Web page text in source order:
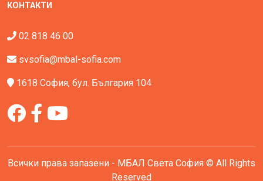
КОНТАКТИ
02 818 46 00
svsofia@mbal-sofia.com
1618 София, бул. България 104
Всички права запазени - МБАЛ Света София © All Rights
Reserved